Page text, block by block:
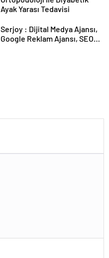
Ayak Yarası Tedavisi
Serjoy : Dijital Medya Ajansı,
Google Reklam Ajansı, SEO